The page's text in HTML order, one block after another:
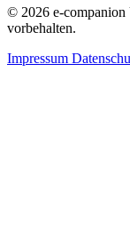
© 2026 e-companion
vorbehalten.
Impressum